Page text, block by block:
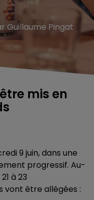
Guillaume Pingat
mis en
9 juin, dans une
progressif. Au-
à 23
vont être allégées :